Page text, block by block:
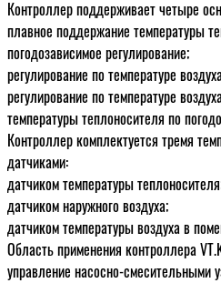
Контроллер поддерживает четыре
плавное поддержание температуры
погодозависимое регулирование;
регулирование по температуре
регулирование по температуре
температуры теплоносителя по
Контроллер комплектуется тремя
датчиками:
датчиком температуры
датчиком наружного воздуха;
датчиком температуры воздуха в
Область применения контроллера
управление насосно-смесительными